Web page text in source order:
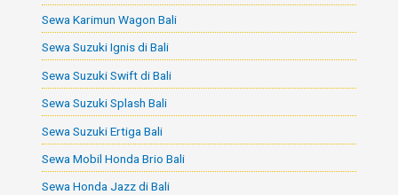
r
:
Sewa Karimun Wagon Bali
Sewa Suzuki Ignis di Bali
Sewa Suzuki Swift di Bali
Sewa Suzuki Splash Bali
Sewa Suzuki Ertiga Bali
Sewa Mobil Honda Brio Bali
Sewa Honda Jazz di Bali